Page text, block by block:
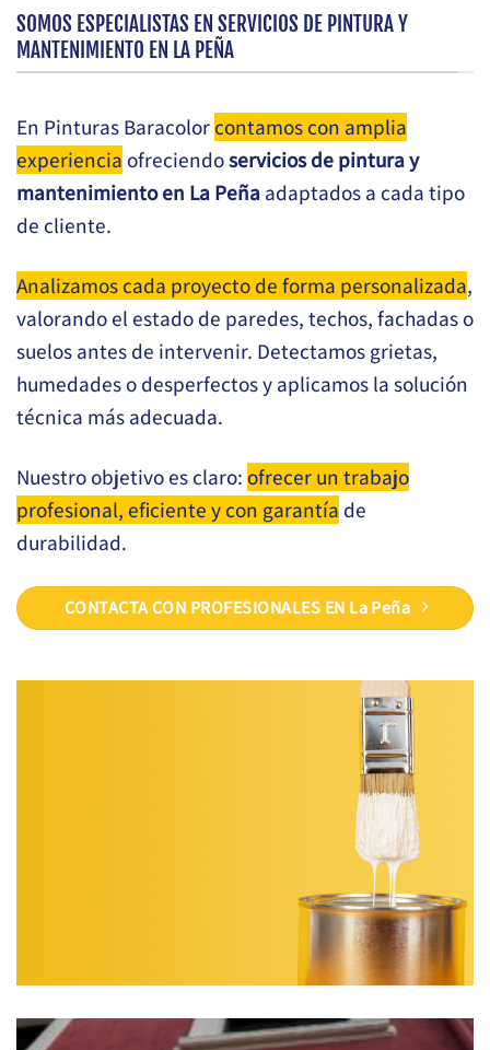
SOMOS ESPECIALISTAS EN SERVICIOS DE PINTURA Y
MANTENIMIENTO EN LA PEÑA
En Pinturas Baracolorcontamos con amplia
experienciaofreciendoservicios de pintura y
mantenimiento en La Peñaadaptados a cada tipo
de cliente.
Analizamos cada proyecto de forma personalizada,
valorando el estado de paredes, techos, fachadas o
suelos antes de intervenir. Detectamos grietas,
humedades o desperfectos y aplicamos la solución
técnica más adecuada.
Nuestro objetivo es claro:ofrecer un trabajo
profesional, eficiente y con garantía de
durabilidad.
CONTACTA CON PROFESIONALES EN La Peña